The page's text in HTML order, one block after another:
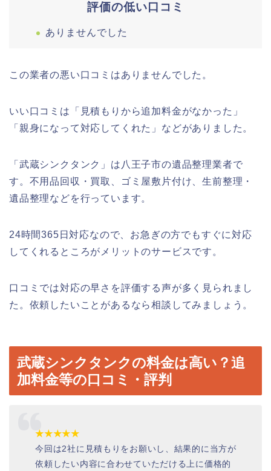
評価の低い口コミ
ありませんでした
この業者の悪い口コミはありませんでした。
いい口コミは「見積もりから追加料金がなかった」
「親身になって対応してくれた」などがありました。
「武蔵シンクタンク」は八王子市の遺品整理業者で
す。不用品回収・買取、ゴミ屋敷片付け、生前整理・
遺品整理などを行っています。
24時間365日対応なので、お急ぎの方でもすぐに対応
してくれるところがメリットのサービスです。
口コミでは対応の早さを評価する声が多く見られまし
た。依頼したいことがあるなら相談してみましょう。
武蔵シンクタンクの料金は高い？追
加料金等の口コミ・評判
★★★★★
今回は2社に見積もりをお願いし、結果的に当方が
依頼したい内容に合わせていただける上に価格的